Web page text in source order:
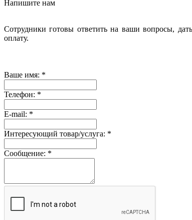
Напишите нам
Сотрудники готовы ответить на ваши вопросы,
оплату.
Ваше имя: *
Телефон: *
E-mail: *
Интересующий товар/услуга: *
Сообщение: *